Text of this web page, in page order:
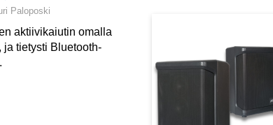
Paloposki
aktiivikaiutin omalla
tietysti Bluetooth-